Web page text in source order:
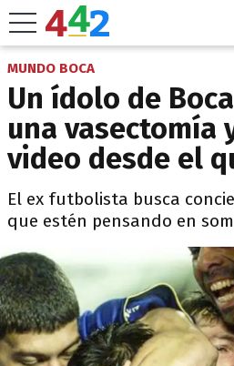
MUNDO BOCA
Un ídolo de
una vasectomía
video desde el
El ex futbolista busca
que estén pensando en